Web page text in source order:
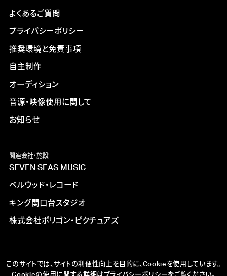
よくあるご質問
プライバシーポリシー
推奨環境と免責事項
自主制作
オーディション
音源・映像使用に関して
お知らせ
関連会社・施設
SEVEN SEAS MUSIC
ベルウッド・レコード
キング関口台スタジオ
株式会社ポリゴン・ピクチュアズ
このサイトでは、サイトの利便性向上を目的に、Cookieを使用しています。